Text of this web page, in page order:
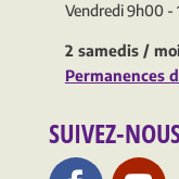
Vendredi 9h00 -
2 samedis /
Permanences
SUIVEZ-